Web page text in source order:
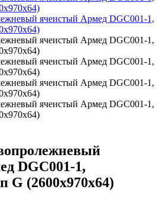
DGC001-1,
G (2600x970x64)